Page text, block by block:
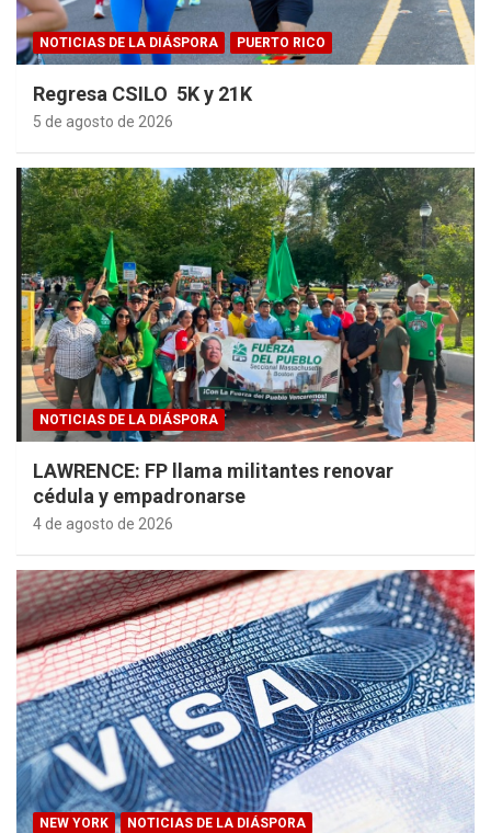
NOTICIAS DE LA DIÁSPORA PUERTO RICO
Regresa CSILO 5K y 21K
5 de agosto de 2026
NOTICIAS DE LA DIÁSPORA
LAWRENCE: FP llama militantes renovar
cédula y empadronarse
4 de agosto de 2026
NEW YORK NOTICIAS DE LA DIÁSPORA